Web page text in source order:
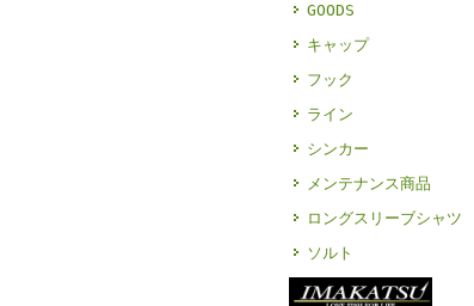
GOODS
キャップ
フック
ライン
シンカー
メンテナンス商品
ロングスリーブシャツ
ソルト